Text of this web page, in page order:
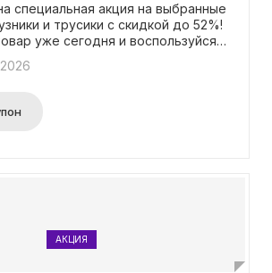
специальная акция на выбранные
и трусики с скидкой до 52%!
уже сегодня и воспользуйся
будет автоматически
АКЦИЯ